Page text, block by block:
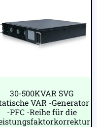
30-500KVAR SVG
VAR -Generator
-PFC -Reihe für die